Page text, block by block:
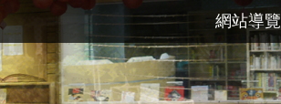
網站導覽